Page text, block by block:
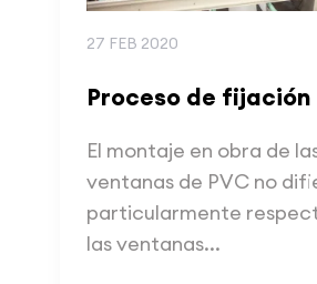
27 FEB 2020
Proceso de fijación
El montaje en obra de
ventanas de PVC no
particularmente
las ventanas...